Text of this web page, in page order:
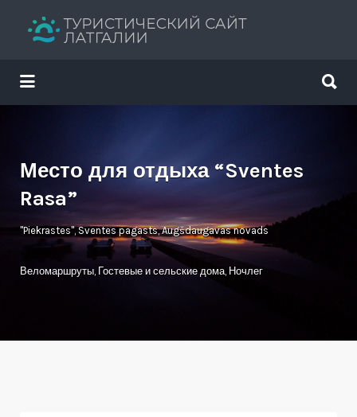
Путеводитель твоего отдыха
Искать:
Место для отдыха “Sventes
Rasa”
"Piekrastes", Sventes pagasts, Augšdaugavas novads
Веломаршруты, Гостевые и сельские дома, Ночлег